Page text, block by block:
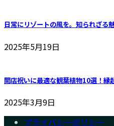
日常にリゾートの風を。知られざる
2025年5月19日
開店祝いに最適な観葉植物10選！縁
2025年3月9日
プライバシーポリシー